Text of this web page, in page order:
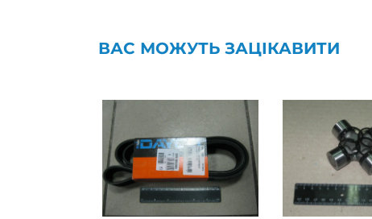
ВАС МОЖУТЬ ЗАЦІКАВИТИ